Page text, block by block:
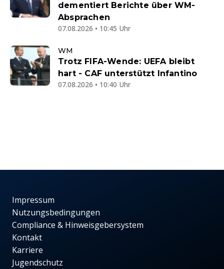
dementiert Berichte über WM-
Absprachen
07.08.2026 • 10:45 Uhr
WM
Trotz FIFA-Wende: UEFA bleibt
hart - CAF unterstützt Infantino
07.08.2026 • 10:40 Uhr
Impressum
Nutzungsbedingungen
Compliance & Hinweisgebersystem
Kontakt
Karriere
Jugendschutz